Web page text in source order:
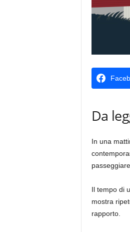
Da
In una
Il tempo di
mostra
rapporto.